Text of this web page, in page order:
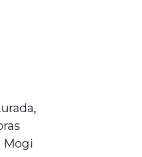
Mogi